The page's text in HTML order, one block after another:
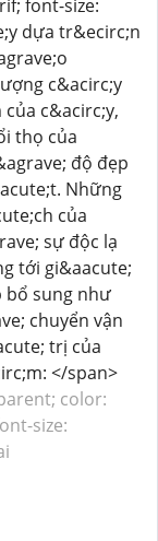
font-size:
dựa tr&ecirc;n
c&acirc;y
c&acirc;y,
thọ của
độ đẹp
Những
của
sự độc lạ
tới gi&aacute;
bổ sung như
chuyển vận
trị của
</span>
color:
size: